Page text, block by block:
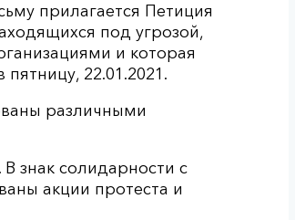
прилагается Петиция
под угрозой,
и которая
22.01.2021.
различными
солидарности с
акции протеста и